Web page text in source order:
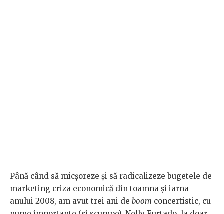
Până când să micșoreze și să radicalizeze bugetele de
marketing criza economică din toamna și iarna
anului 2008, am avut trei ani de boom concertistic, cu